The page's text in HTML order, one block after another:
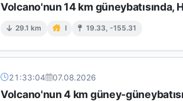
Volcano'nun 14 km güneybatısında,
29.1 km I 19.33, -155.31
21:33:04 07.08.2026
Volcano'nun 4 km güney-